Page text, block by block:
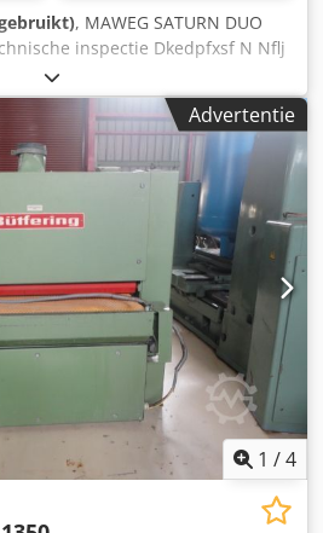
, MAWEG SATURN DUO
inspectie Dkedpfxsf N Nflj
– bandlengte 1800 mm
schuurbreedte: 200 mm
x schuuraggregaat met schoen 1
schoen elektrische
van 4 tot 16 m/min
op de motorreductor
luchtstroom op de band
0,55 kW diameter
afmetingen (l/b/h): 190 x 110 x
Advertentie
1 /4